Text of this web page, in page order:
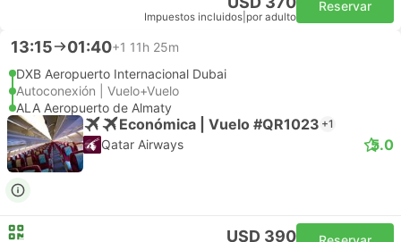
Impuestos incluidos por adulto
Reservar
13:15 01:40+1 11h 25m
DXB Aeropuerto Internacional Dubai
Autoconexión | Vuelo+Vuelo
ALA Aeropuerto de Almaty
Económica | Vuelo #QR1023 +1
Qatar Airways 5.0
USD 390